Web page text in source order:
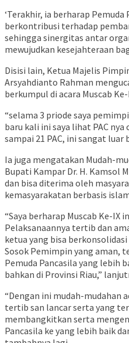
‘Terakhir, ia berharap Pemuda
berkontribusi terhadap
sehingga sinergitas antar
mewujudkan kesejahteraan
Disisi lain, Ketua Majelis
Arsyahdianto Rahman
berkumpul di acara Muscab
“selama 3 priode saya
baru kali ini saya lihat PAC
sampai 21 PAC, ini sangat luar
Ia juga mengatakan Mudah-
Bupati Kampar Dr. H. Kamsol
dan bisa diterima oleh
kemasyarakatan berbasis
“Saya berharap Muscab Ke-IX
Pelaksanaannya tertib dan
ketua yang bisa
Sosok Pemimpin yang aman,
Pemuda Pancasila yang lebih
bahkan di Provinsi Riau,”
“Dengan ini mudah-mudahan
tertib san lancar serta yang
membangkitkan serta
Pancasila ke yang lebih baik